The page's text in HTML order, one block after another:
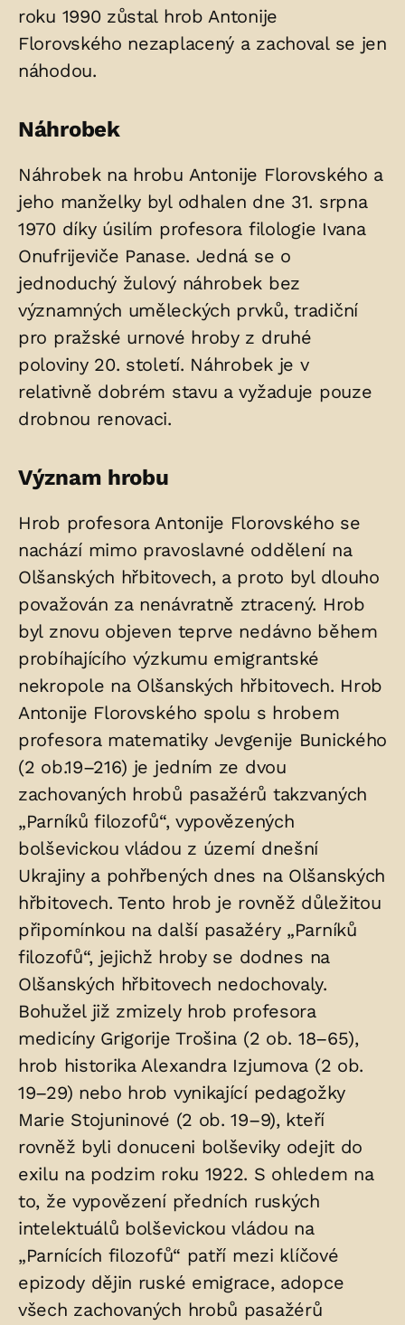
roku 1990 zůstal hrob Antonije
Florovského nezaplacený a zachoval se jen
náhodou.
Náhrobek
Náhrobek na hrobu Antonije Florovského a
jeho manželky byl odhalen dne 31. srpna
1970 díky úsilím profesora filologie Ivana
Onufrijeviče Panase. Jedná se o
jednoduchý žulový náhrobek bez
významných uměleckých prvků, tradiční
pro pražské urnové hroby z druhé
poloviny 20. století. Náhrobek je v
relativně dobrém stavu a vyžaduje pouze
drobnou renovaci.
Význam hrobu
Hrob profesora Antonije Florovského se
nachází mimo pravoslavné oddělení na
Olšanských hřbitovech, a proto byl dlouho
považován za nenávratně ztracený. Hrob
byl znovu objeven teprve nedávno během
probíhajícího výzkumu emigrantské
nekropole na Olšanských hřbitovech. Hrob
Antonije Florovského spolu s hrobem
profesora matematiky Jevgenije Bunického
(2 ob.19–216) je jedním ze dvou
zachovaných hrobů pasažérů takzvaných
„Parníků filozofů“, vypovězených
bolševickou vládou z území dnešní
Ukrajiny a pohřbených dnes na Olšanských
hřbitovech. Tento hrob je rovněž důležitou
připomínkou na další pasažéry „Parníků
filozofů“, jejichž hroby se dodnes na
Olšanských hřbitovech nedochovaly.
Bohužel již zmizely hrob profesora
medicíny Grigorije Trošina (2 ob. 18–65),
hrob historika Alexandra Izjumova (2 ob.
19–29) nebo hrob vynikající pedagožky
Marie Stojuninové (2 ob. 19–9), kteří
rovněž byli donuceni bolševiky odejit do
exilu na podzim roku 1922. S ohledem na
to, že vypovězení předních ruských
intelektuálů bolševickou vládou na
„Parnících filozofů“ patří mezi klíčové
epizody dějin ruské emigrace, adopce
všech zachovaných hrobů pasažérů